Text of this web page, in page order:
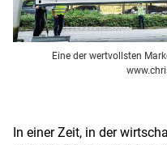
Eine der wertvollsten
In einer Zeit, in der